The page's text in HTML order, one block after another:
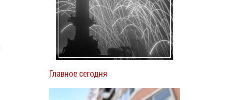
Главное сегодня